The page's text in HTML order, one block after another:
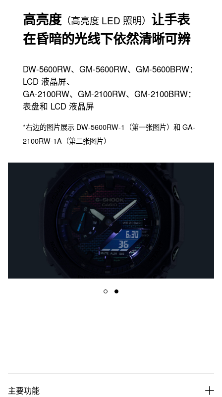
高亮度 （高亮度 LED 照明） 让手表
在昏暗的光线下依然清晰可辨
DW-5600RW、GM-5600RW、GM-5600BRW：
LCD 液晶屏、
GA-2100RW、GM-2100RW、GM-2100BRW：
表盘和 LCD 液晶屏
*右边的图片展示 DW-5600RW-1（第一张图片）和 GA-
2100RW-1A（第二张图片）
主要功能